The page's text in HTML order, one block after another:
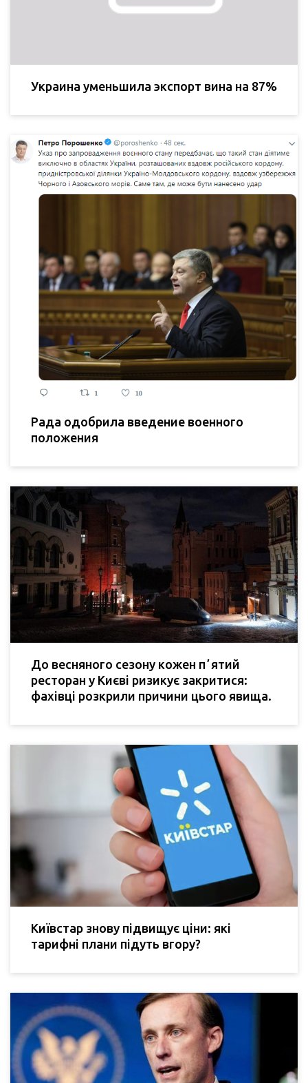
Украина уменьшила экспорт вина на 87%
Рада одобрила введение военного
положения
До весняного сезону кожен пʼятий
ресторан у Києві ризикує закритися:
фахівці розкрили причини цього явища.
Київстар знову підвищує ціни: які
тарифні плани підуть вгору?